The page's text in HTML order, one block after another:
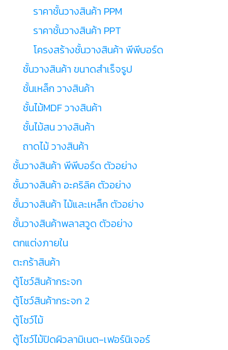
ราคาชั้นวางสินค้า PPM
ราคาชั้นวางสินค้า PPT
โครงสร้างชั้นวางสินค้า พีพีบอร์ด
ชั้นวางสินค้า ขนาดสำเร็จรูป
ชั้นเหล็ก วางสินค้า
ชั้นไม้MDF วางสินค้า
ชั้นไม้สน วางสินค้า
ถาดไม้ วางสินค้า
ชั้นวางสินค้า พีพีบอร์ด ตัวอย่าง
ชั้นวางสินค้า อะคริลิค ตัวอย่าง
ชั้นวางสินค้า ไม้และเหล็ก ตัวอย่าง
ชั้นวางสินค้าพลาสวูด ตัวอย่าง
ตกแต่งภายใน
ตะกร้าสินค้า
ตู้โชว์สินค้ากระจก
ตู้โชว์สินค้ากระจก 2
ตู้โชว์ไม้
ตู้โชว์ไม้ปิดผิวลามิเนต-เฟอร์นิเจอร์